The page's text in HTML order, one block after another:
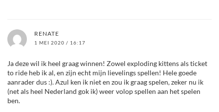
RENATE
1 MEI 2020 / 16:17
Ja deze wil ik heel graag winnen! Zowel exploding kittens als ticket
to ride heb ik al, en zijn echt mijn lievelings spellen! Hele goede
aanrader dus :). Azul ken ik niet en zou ik graag spelen, zeker nu ik
(net als heel Nederland gok ik) weer volop spellen aan het spelen
ben.